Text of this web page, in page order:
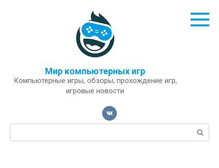
Мир компьютерных игр
Компьютерные игры, обзоры, прохождение игр,
игровые новости
Поиск: